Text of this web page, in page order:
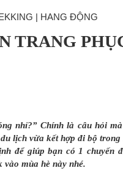
| HANG ĐỘNG
TRANG
nhỉ?” Chính là câu hỏi
lịch vừa kết hợp đi bộ
để giúp bạn có 1 chuyến
mùa hè này nhé.